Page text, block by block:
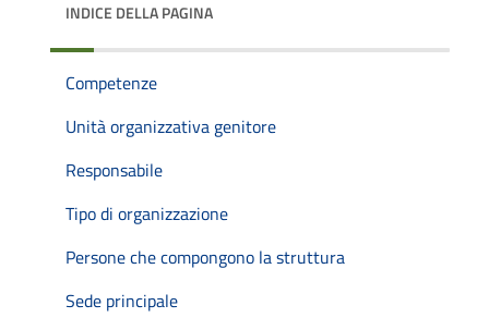
INDICE DELLA PAGINA
Competenze
Unità organizzativa genitore
Responsabile
Tipo di organizzazione
Persone che compongono la struttura
Sede principale